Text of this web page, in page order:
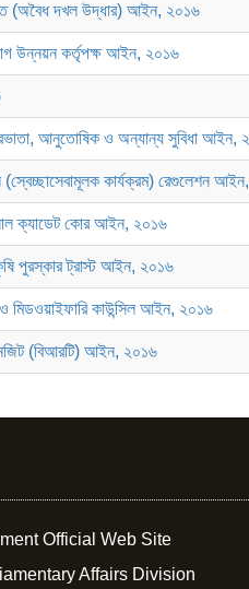
(অবৈধ দখল উদ্ধার) আইন, ২০১৬
উন্নয়ন কর্তৃপক্ষ আইন, ২০১৬
আনুতোষিক ও অন্যান্য সুবিধা আইন,
(স্বেচ্ছাসেবামূলক কার্যক্রম) রেগুলেশন
ক্যাডেট কোর আইন, ২০১৬
পুরস্কার ট্রাস্ট আইন, ২০১৬
ও মিডওয়াইফারি কাউন্সিল আইন, ২০১৬
(বিআরটি) আইন, ২০১৬
Official Web Site
Affairs Division